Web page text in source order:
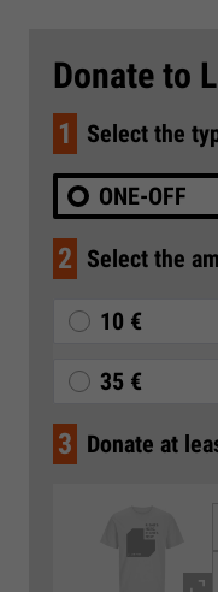
Donate to
1 Select the
ONE-OFF
2 Select the
10 €
35 €
3 Donate at